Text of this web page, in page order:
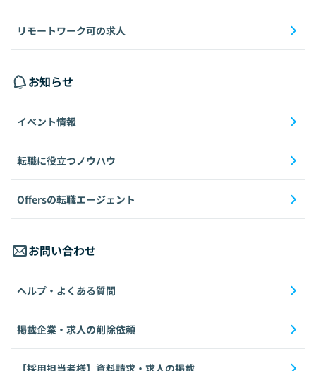
リモートワーク可の求人
お知らせ
イベント情報
転職に役立つノウハウ
Offersの転職エージェント
お問い合わせ
ヘルプ・よくある質問
掲載企業・求人の削除依頼
【採用担当者様】資料請求・求人の掲載